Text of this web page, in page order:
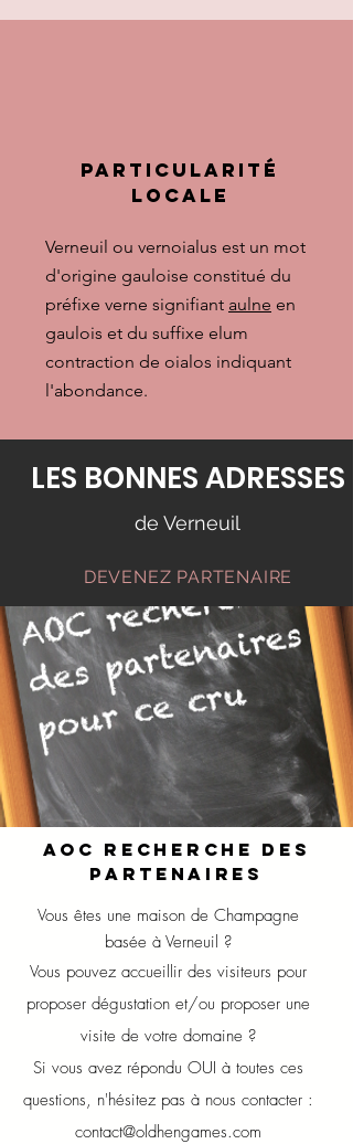
particulArité
LOCALE
Verneuil ou vernoialus est un mot
d'origine gauloise constitué du
préfixe verne signifiant aulne en
gaulois et du suffixe elum
contraction de oialos indiquant
l'abondance.
LES BONNES ADRESSES
de Verneuil
DEVENEZ PARTENAIRE
AOC recherche des
partenaires
Vous êtes une maison de Champagne
basée à Verneuil ?
Vous pouvez accueillir des visiteurs pour
proposer dégustation et/ou proposer une
visite de votre domaine ?
Si vous avez répondu OUI à toutes ces
questions, n'hésitez pas à nous contacter :
contact@oldhengames.com